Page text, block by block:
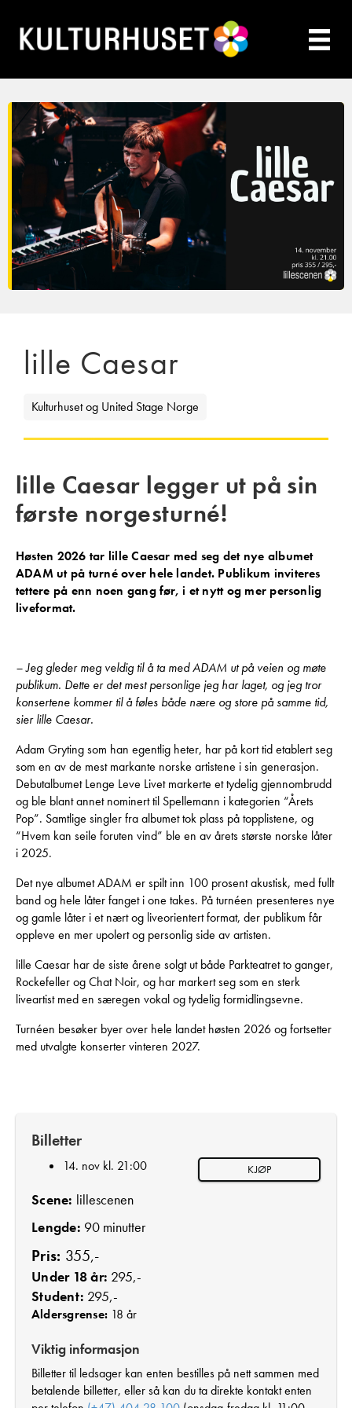
lille Caesar
Kulturhuset og United Stage Norge
lille Caesar legger ut på sin
første norgesturné!
Høsten 2026 tar lille Caesar med seg det nye albumet
ADAM ut på turné over hele landet. Publikum inviteres
tettere på enn noen gang før, i et nytt og mer personlig
liveformat.
– Jeg gleder meg veldig til å ta med ADAM ut på veien og møte
publikum. Dette er det mest personlige jeg har laget, og jeg tror
konsertene kommer til å føles både nære og store på samme tid,
sier lille Caesar.
Adam Gryting som han egentlig heter, har på kort tid etablert seg
som en av de mest markante norske artistene i sin generasjon.
Debutalbumet Lenge Leve Livet markerte et tydelig gjennombrudd
og ble blant annet nominert til Spellemann i kategorien “Årets
Pop”. Samtlige singler fra albumet tok plass på topplistene, og
“Hvem kan seile foruten vind” ble en av årets største norske låter
i 2025.
Det nye albumet ADAM er spilt inn 100 prosent akustisk, med fullt
band og hele låter fanget i one takes. På turnéen presenteres nye
og gamle låter i et nært og liveorientert format, der publikum får
oppleve en mer upolert og personlig side av artisten.
lille Caesar har de siste årene solgt ut både Parkteatret to ganger,
Rockefeller og Chat Noir, og har markert seg som en sterk
liveartist med en særegen vokal og tydelig formidlingsevne.
Turnéen besøker byer over hele landet høsten 2026 og fortsetter
med utvalgte konserter vinteren 2027.
Billetter
14. nov kl. 21:00 KJØP
Scene: lillescenen
Lengde: 90 minutter
Pris: 355,-
Under 18 år: 295,-
Student: 295,-
Aldersgrense: 18 år
Viktig informasjon
Billetter til ledsager kan enten bestilles på nett sammen med
betalende billetter, eller så kan du ta direkte kontakt enten